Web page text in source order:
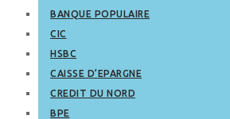
BANQUE POPULAIRE
CIC
HSBC
CAISSE D’EPARGNE
CREDIT DU NORD
BPE